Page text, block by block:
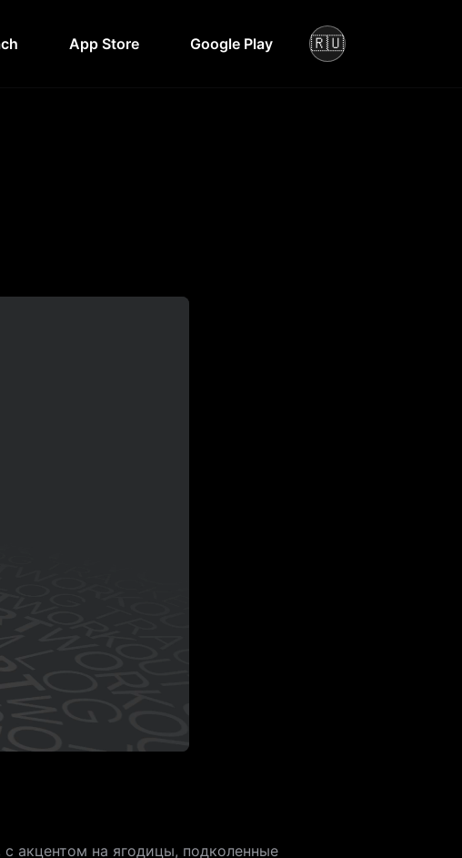
App Store Google Play 🇷🇺
акцентом на ягодицы, подколенные